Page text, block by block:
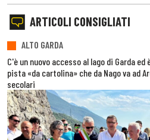
ARTICOLI CONSIGLIATI
ALTO GARDA
C'è un nuovo accesso al lago di Garda
pista «da cartolina» che da Nago va ad
secolari